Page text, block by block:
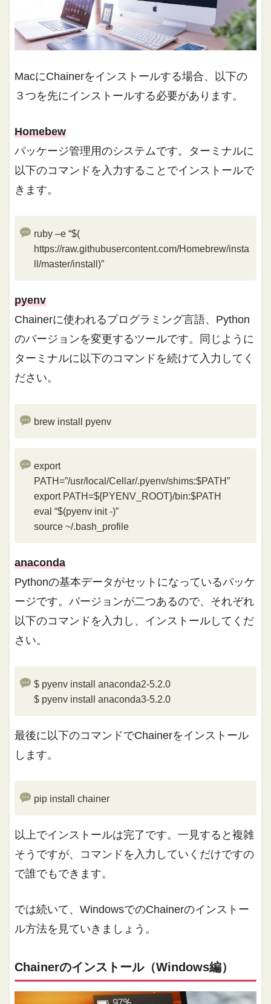
MacにChainerをインストールする場合、以下の
３つを先にインストールする必要があります。
Homebew
パッケージ管理用のシステムです。ターミナルに
以下のコマンドを入力することでインストールで
きます。
ruby –e “$(
https://raw.githubusercontent.com/Homebrew/insta
ll/master/install)”
pyenv
Chainerに使われるプログラミング言語、Python
のバージョンを変更するツールです。同じように
ターミナルに以下のコマンドを続けて入力してく
ださい。
brew install pyenv
export
PATH=”/usr/local/Cellar/.pyenv/shims:$PATH”
export PATH=${PYENV_ROOT}/bin:$PATH
eval “$(pyenv init -)”
source ~/.bash_profile
anaconda
Pythonの基本データがセットになっているパッケ
ージです。バージョンが二つあるので、それぞれ
以下のコマンドを入力し、インストールしてくだ
さい。
$ pyenv install anaconda2-5.2.0
$ pyenv install anaconda3-5.2.0
最後に以下のコマンドでChainerをインストール
します。
pip install chainer
以上でインストールは完了です。一見すると複雑
そうですが、コマンドを入力していくだけですの
で誰でもできます。
では続いて、WindowsでのChainerのインストー
ル方法を見ていきましょう。
Chainerのインストール（Windows編）